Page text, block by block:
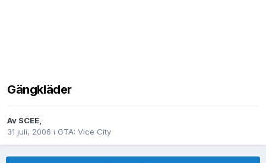
Gängkläder
Av SCEE,
31 juli, 2006 i GTA: Vice City